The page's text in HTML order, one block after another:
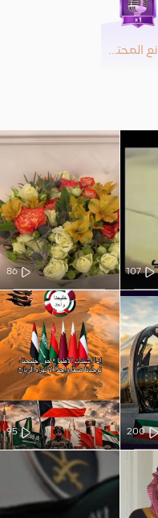
صانع المحتوى
107
86
200
95